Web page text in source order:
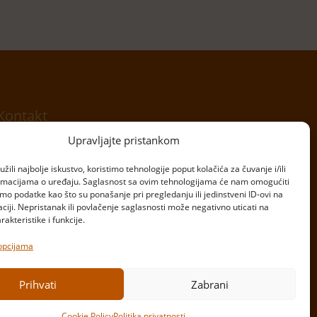
Upravljajte pristankom
najbolje iskustvo, koristimo tehnologije poput kolačića za čuvanje i/ili
o uređaju. Saglasnost sa ovim tehnologijama će nam omogućiti
podatke kao što su ponašanje pri pregledanju ili jedinstveni ID-ovi na
Nepristanak ili povlačenje saglasnosti može negativno uticati na
i funkcije.
Prihvati Zabrani
kontakt@bulardi.com
© Bulardi
byIvan Miljanić